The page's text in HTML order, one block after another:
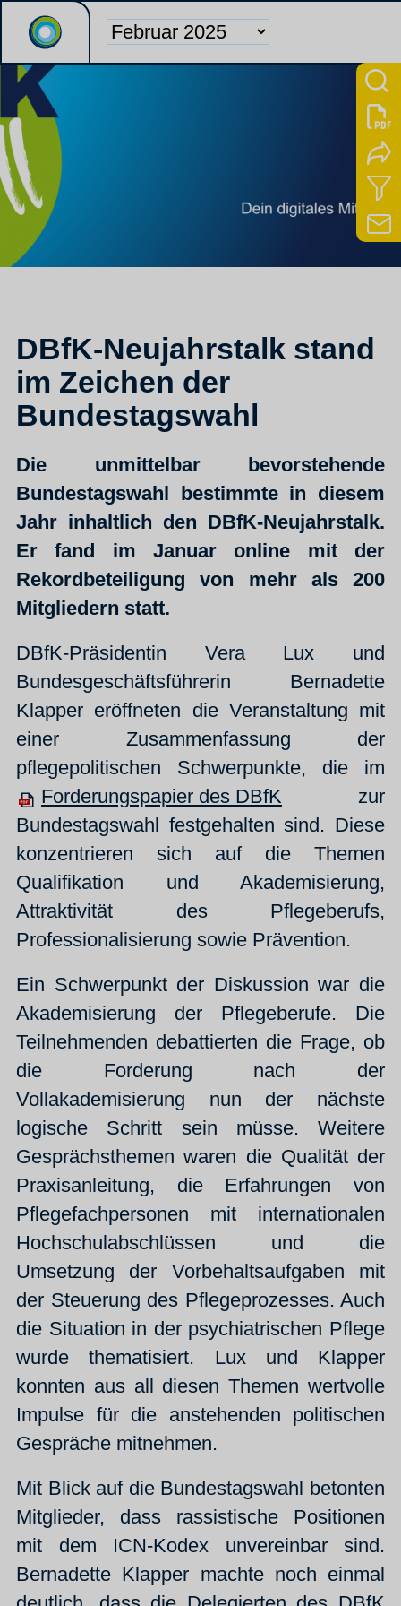
DBfK-Neujahrstalk stand
im Zeichen der
Bundestagswahl
Die unmittelbar bevorstehende
Bundestagswahl bestimmte in diesem
Jahr inhaltlich den DBfK-Neujahrstalk.
Er fand im Januar online mit der
Rekordbeteiligung von mehr als 200
Mitgliedern statt.
DBfK-Präsidentin Vera Lux und
Bundesgeschäftsführerin Bernadette
Klapper eröffneten die Veranstaltung mit
einer Zusammenfassung der
pflegepolitischen Schwerpunkte, die im
Forderungspapier des DBfK zur
Bundestagswahl festgehalten sind. Diese
konzentrieren sich auf die Themen
Qualifikation und Akademisierung,
Attraktivität des Pflegeberufs,
Professionalisierung sowie Prävention.
Ein Schwerpunkt der Diskussion war die
Akademisierung der Pflegeberufe. Die
Teilnehmenden debattierten die Frage, ob
die Forderung nach der
Vollakademisierung nun der nächste
logische Schritt sein müsse. Weitere
Gesprächsthemen waren die Qualität der
Praxisanleitung, die Erfahrungen von
Pflegefachpersonen mit internationalen
Hochschulabschlüssen und die
Umsetzung der Vorbehaltsaufgaben mit
der Steuerung des Pflegeprozesses. Auch
die Situation in der psychiatrischen Pflege
wurde thematisiert. Lux und Klapper
konnten aus all diesen Themen wertvolle
Impulse für die anstehenden politischen
Gespräche mitnehmen.
Mit Blick auf die Bundestagswahl betonten
Mitglieder, dass rassistische Positionen
mit dem ICN-Kodex unvereinbar sind.
Bernadette Klapper machte noch einmal